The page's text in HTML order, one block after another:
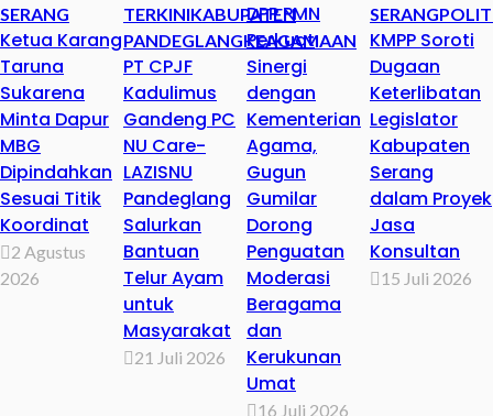
SERANG
Ketua Karang
Taruna
Sukarena
Minta Dapur
MBG
Dipindahkan
Sesuai Titik
Koordinat
2 Agustus
2026
TERKINIKABUPATEN
PANDEGLANGKEAGAMAAN
PT CPJF
Kadulimus
Gandeng PC
NU Care-
LAZISNU
Pandeglang
Salurkan
Bantuan
Telur Ayam
untuk
Masyarakat
21 Juli 2026
DPP PMN
Perkuat
Sinergi
dengan
Kementerian
Agama,
Gugun
Gumilar
Dorong
Penguatan
Moderasi
Beragama
dan
Kerukunan
Umat
16 Juli 2026
SERANG
KMPP Soroti
Dugaan
Keterlibatan
Legislator
Kabupaten
Serang
dalam Proyek
Jasa
Konsultan
15 Juli 2026